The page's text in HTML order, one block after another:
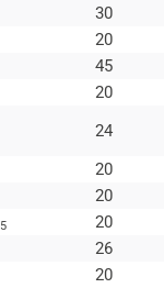
30
20
45
20
24
20
20
5
20
26
20